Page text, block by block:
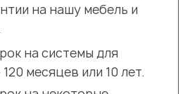
на нашу мебель и
на системы для
месяцев или 10 лет.